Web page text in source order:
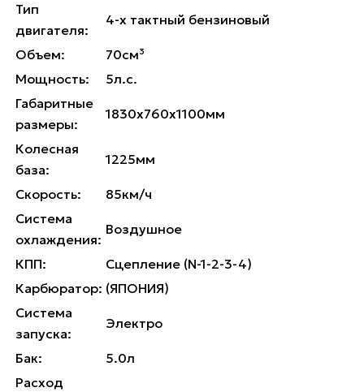
Тип
двигателя:
4-х тактный бензиновый
Объем:
70см³
Мощность:
5л.с.
Габаритные
размеры:
1830х760х1100мм
Колесная
база:
1225мм
Скорость:
85км/ч
Система
охлаждения:
Воздушное
КПП:
Сцепление (N-1-2-3-4)
Карбюратор: (ЯПОНИЯ)
Система
запуска:
Электро
Бак:
5.0л
Расход